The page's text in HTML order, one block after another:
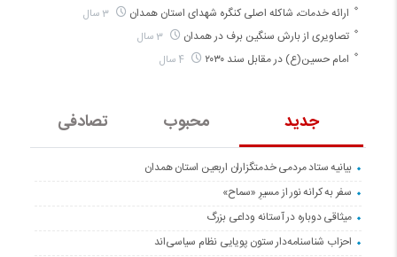
جدید محبوب تصادفی
بیانیه ستاد مردمی خدمتگزاران اربعین استان همدان
سفر به کرانه‌ نور از مسیرِ «سماح»
میثاقی دوباره در آستانه‌ وداعی بزرگ
احزاب شناسنامه‌دار ستون پویایی نظام سیاسی‌اند
ارائه خدمات، شاکله اصلی کنگره شهدای استان همدان 3 سال
تصاویری از بارش سنگین برف در همدان 3 سال
امام حسین(ع) در مقابل سند ۲۰۳۰